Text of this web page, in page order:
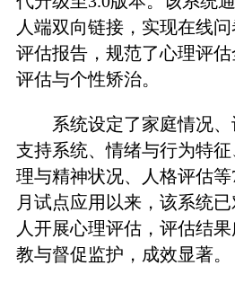
人端双向链接，实现在线
评估报告，规范了心理评
评估与个性矫治。
系统设定了家庭情况
支持系统、情绪与行为特
理与精神状况、人格评估
月试点应用以来，该系统
人开展心理评估，评估结
教与督促监护，成效显著。